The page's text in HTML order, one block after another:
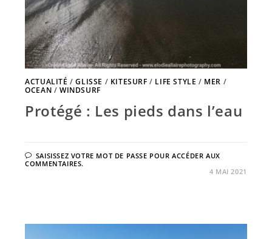
ACTUALITÉ /GLISSE / KITESURF / LIFE STYLE / MER /
OCEAN /WINDSURF
Protégé : Les pieds dans l’eau
SAISISSEZ VOTRE MOT DE PASSE POUR ACCÉDER AUX
COMMENTAIRES.
4 MAI 2021